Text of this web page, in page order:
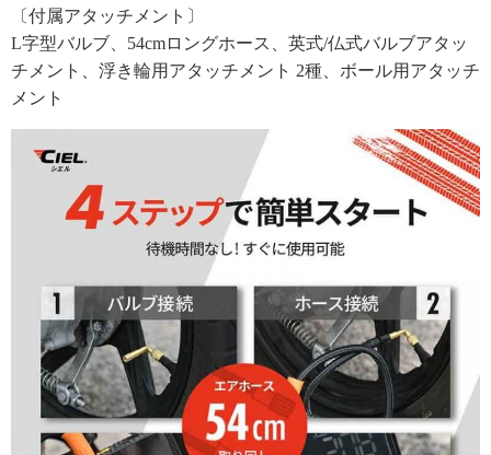
〔付属アタッチメント〕
L字型バルブ、54cmロングホース、英式/仏式バルブアタッ
チメント、浮き輪用アタッチメント 2種、ボール用アタッチ
メント